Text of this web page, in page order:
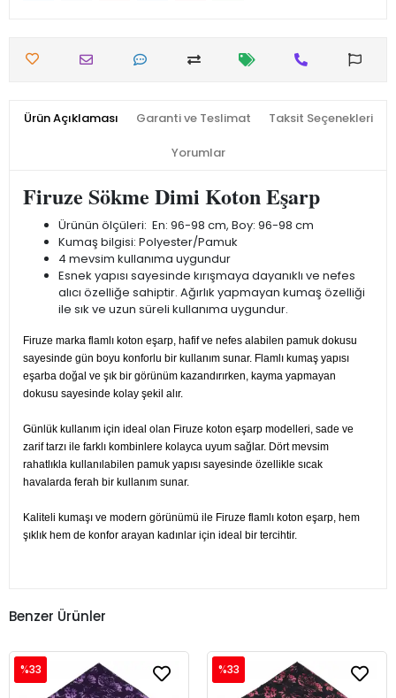
Ürün Açıklaması Garanti ve Teslimat Taksit Seçenekleri
Yorumlar
Firuze Sökme Dimi Koton Eşarp
Ürünün ölçüleri: En: 96-98 cm, Boy: 96-98 cm
Kumaş bilgisi: Polyester/Pamuk
4 mevsim kullanıma uygundur
Esnek yapısı sayesinde kırışmaya dayanıklı ve nefes
alıcı özelliğe sahiptir. Ağırlık yapmayan kumaş özelliği
ile sık ve uzun süreli kullanıma uygundur.
Firuze marka flamlı koton eşarp, hafif ve nefes alabilen pamuk dokusu
sayesinde gün boyu konforlu bir kullanım sunar. Flamlı kumaş yapısı
eşarba doğal ve şık bir görünüm kazandırırken, kayma yapmayan
dokusu sayesinde kolay şekil alır.
Günlük kullanım için ideal olan Firuze koton eşarp modelleri, sade ve
zarif tarzı ile farklı kombinlere kolayca uyum sağlar. Dört mevsim
rahatlıkla kullanılabilen pamuk yapısı sayesinde özellikle sıcak
havalarda ferah bir kullanım sunar.
Kaliteli kumaşı ve modern görünümü ile Firuze flamlı koton eşarp, hem
şıklık hem de konfor arayan kadınlar için ideal bir tercihtir.
Benzer Ürünler
%33 %33